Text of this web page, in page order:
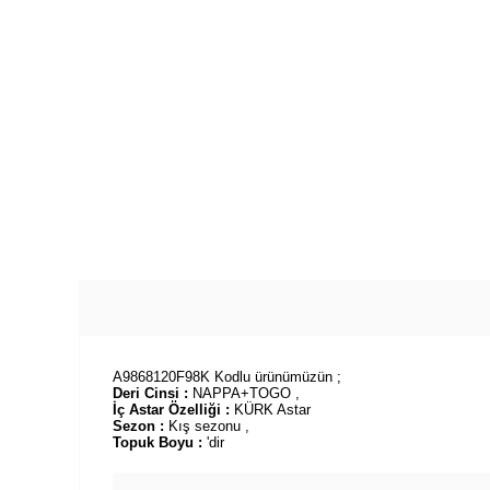
A9868120F98K Kodlu ürünümüzün ;
Deri Cinsi : NAPPA+TOGO ,
İç Astar Özelliği : KÜRK Astar
Sezon : Kış sezonu ,
Topuk Boyu : 'dir